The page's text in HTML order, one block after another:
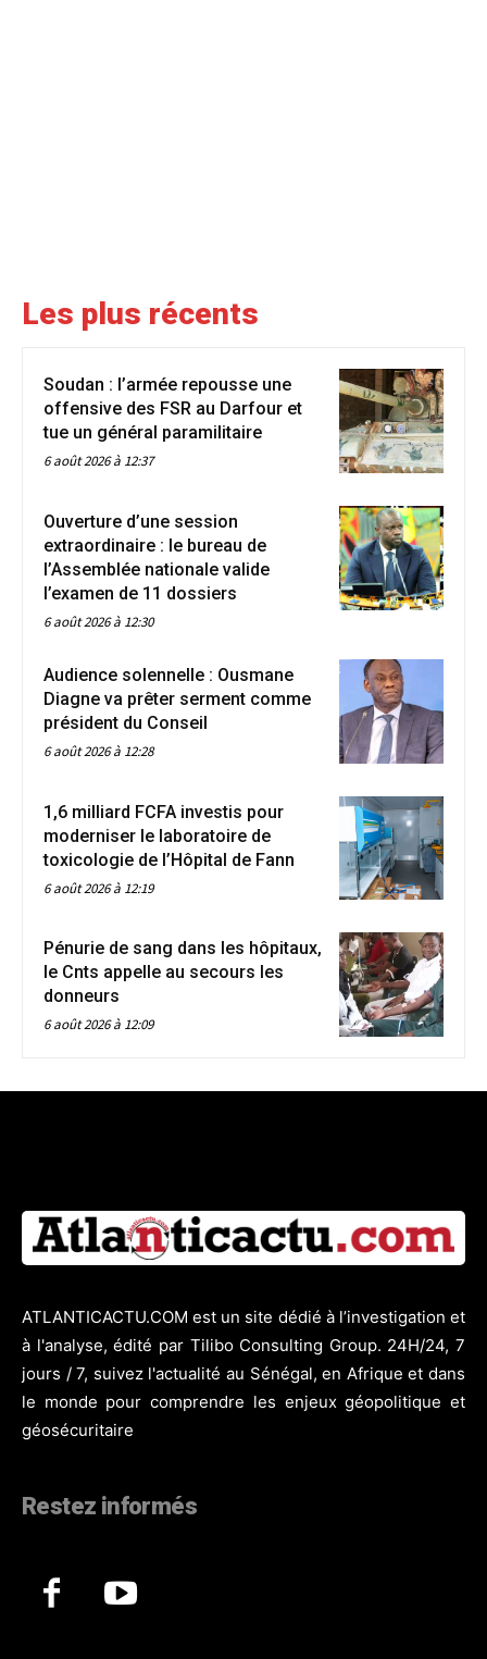
Les plus récents
Soudan : l’armée repousse une
offensive des FSR au Darfour et
tue un général paramilitaire
6 août 2026 à 12:37
Ouverture d’une session
extraordinaire : le bureau de
l’Assemblée nationale valide
l’examen de 11 dossiers
6 août 2026 à 12:30
Audience solennelle : Ousmane
Diagne va prêter serment comme
président du Conseil
6 août 2026 à 12:28
1,6 milliard FCFA investis pour
moderniser le laboratoire de
toxicologie de l’Hôpital de Fann
6 août 2026 à 12:19
Pénurie de sang dans les hôpitaux,
le Cnts appelle au secours les
donneurs
6 août 2026 à 12:09
ATLANTICACTU.COM est un site dédié à l’investigation et
à l'analyse, édité par Tilibo Consulting Group. 24H/24, 7
jours / 7, suivez l'actualité au Sénégal, en Afrique et dans
le monde pour comprendre les enjeux géopolitique et
géosécuritaire
Restez informés